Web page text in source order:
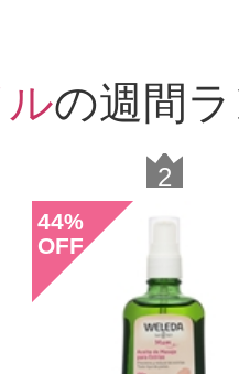
の週間
2
44%
OFF